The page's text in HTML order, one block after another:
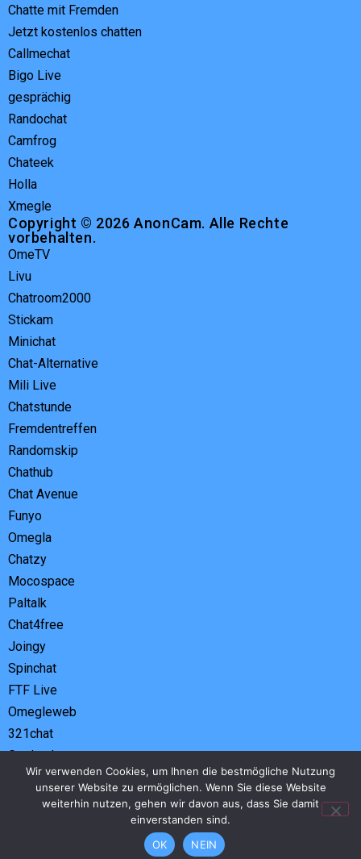
Chatte mit Fremden
Jetzt kostenlos chatten
Callmechat
Bigo Live
gesprächig
Randochat
Camfrog
Chateek
Holla
Xmegle
Copyright © 2026 AnonCam. Alle Rechte
vorbehalten.
OmeTV
Livu
Chatroom2000
Stickam
Minichat
Chat-Alternative
Mili Live
Chatstunde
Fremdentreffen
Randomskip
Chathub
Chat Avenue
Funyo
Omegla
Chatzy
Mocospace
Paltalk
Chat4free
Joingy
Spinchat
FTF Live
Omegleweb
321chat
Geplauder
Tandoo
Wir verwenden Cookies, um Ihnen die bestmögliche Nutzung
unserer Website zu ermöglichen. Wenn Sie diese Website
weiterhin nutzen, gehen wir davon aus, dass Sie damit
einverstanden sind.
OK
NEIN